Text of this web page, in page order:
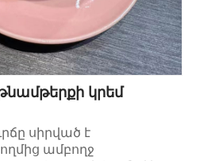
կրեմ
սիրված է
ամբողջ